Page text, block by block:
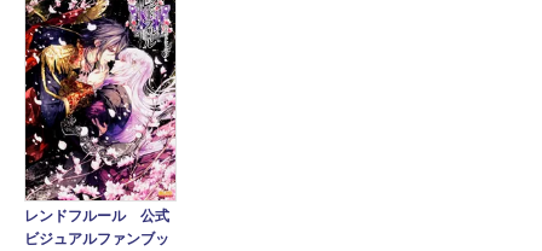
レンドフルール 公式
ビジュアルファンブッ